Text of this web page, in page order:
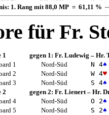
1. Rang mit 88,0 MP = 61,11 %
für Fr.
1 gegen 1: Fr. Ludewig – Hr.
1
Nord-Süd N 4♠
2
Nord-Süd W 4♥
3
Nord-Süd S 4♠
2
gegen 2: Fr. Lienert– Hr.
4
Nord-Süd O 2♠
5
Nord-Süd S 2♠